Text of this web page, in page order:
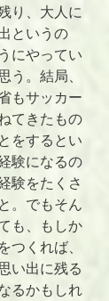
り、大人に
というの
にやってい
う。結局、
もサッカー
てきたもの
をするとい
験になるの
験をたくさ
。でもそん
も、もしか
つくれば、
い出に残る
るかもしれ